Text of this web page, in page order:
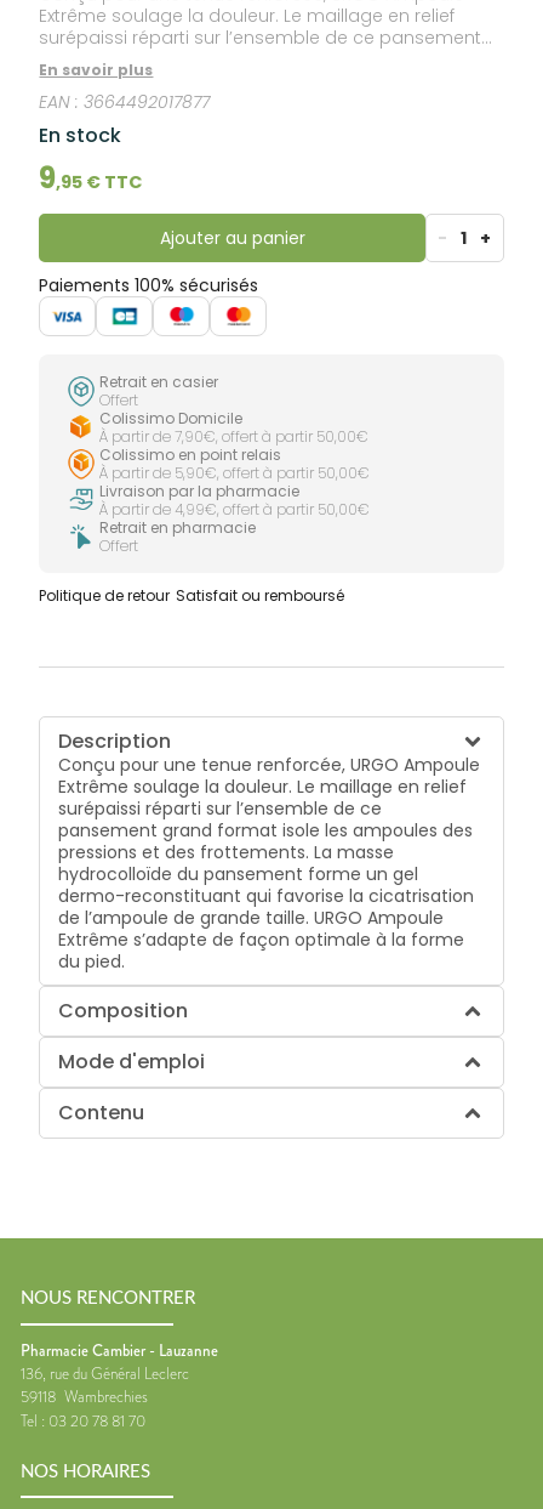
Extrême soulage la douleur. Le maillage en relief
surépaissi réparti sur l’ensemble de ce pansement
grand format isole les ampoules des pressions et
des frottements. La masse hydrocolloïde du
pansement forme un gel dermo-reconstituant qui
favorise la cicatrisation de l’ampoule de grande
taille. URGO Ampoule Extrême s’adapte de façon
optimale à la forme du pied.
En savoir plus
EAN :3664492017877
En stock
9,95 € TTC
Ajouter au panier - 1 +
Paiements 100% sécurisés
Retrait en casier
Offert
Colissimo Domicile
À partir de 7,90€, offert à partir 50,00€
Colissimo en point relais
À partir de 5,90€, offert à partir 50,00€
Livraison par la pharmacie
À partir de 4,99€, offert à partir 50,00€
Retrait en pharmacie
Offert
Politique de retour Satisfait ou remboursé
Description
Conçu pour une tenue renforcée, URGO Ampoule
Extrême soulage la douleur. Le maillage en relief
surépaissi réparti sur l’ensemble de ce
pansement grand format isole les ampoules des
pressions et des frottements. La masse
hydrocolloïde du pansement forme un gel
dermo-reconstituant qui favorise la cicatrisation
de l’ampoule de grande taille. URGO Ampoule
Extrême s’adapte de façon optimale à la forme
du pied.
Composition
Mode d'emploi
Contenu
NOUS RENCONTRER
Pharmacie Cambier - Lauzanne
136, rue du Général Leclerc
59118 Wambrechies
Tel : 03 20 78 81 70
NOS HORAIRES